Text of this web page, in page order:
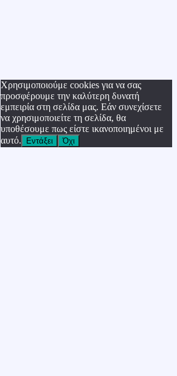
Χρησιμοποιούμε cookies για να σας
προσφέρουμε την καλύτερη δυνατή
εμπειρία στη σελίδα μας. Εάν συνεχίσετε
να χρησιμοποιείτε τη σελίδα, θα
υποθέσουμε πως είστε ικανοποιημένοι με
αυτό.
Εντάξει Όχι